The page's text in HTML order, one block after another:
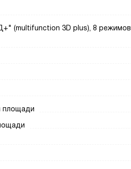
(multifunction 3D plus), 8 режимов
площади